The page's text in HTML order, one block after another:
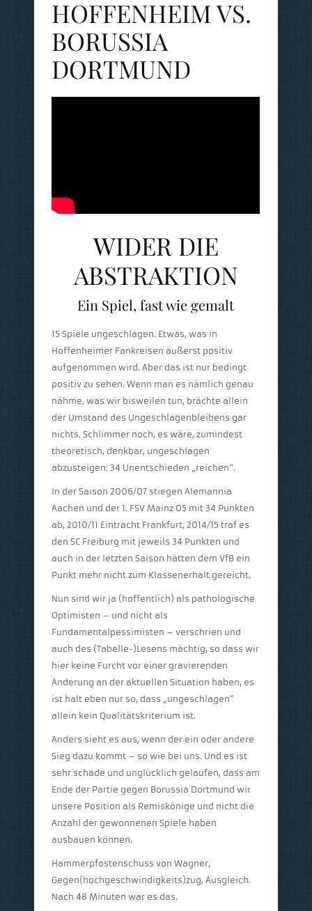
HOFFENHEIM VS.
BORUSSIA
DORTMUND
WIDER DIE
ABSTRAKTION
Ein Spiel, fast wie gemalt
15 Spiele ungeschlagen. Etwas, was in
Hoffenheimer Fankreisen äußerst positiv
aufgenommen wird. Aber das ist nur bedingt
positiv zu sehen. Wenn man es nämlich genau
nähme, was wir bisweilen tun, brächte allein
der Umstand des Ungeschlagenbleibens gar
nichts. Schlimmer noch, es wäre, zumindest
theoretisch, denkbar, ungeschlagen
abzusteigen: 34 Unentschieden „reichen“.
In der Saison 2006/07 stiegen Alemannia
Aachen und der 1. FSV Mainz 05 mit 34 Punkten
ab, 2010/11 Eintracht Frankfurt, 2014/15 traf es
den SC Freiburg mit jeweils 34 Punkten und
auch in der letzten Saison hätten dem VfB ein
Punkt mehr nicht zum Klassenerhalt gereicht.
Nun sind wir ja (hoffentlich) als pathologische
Optimisten – und nicht als
Fundamentalpessimisten – verschrien und
auch des (Tabelle-)Lesens mächtig, so dass wir
hier keine Furcht vor einer gravierenden
Änderung an der aktuellen Situation haben, es
ist halt eben nur so, dass „ungeschlagen“
allein kein Qualitätskriterium ist.
Anders sieht es aus, wenn der ein oder andere
Sieg dazu kommt – so wie bei uns. Und es ist
sehr schade und unglücklich gelaufen, dass am
Ende der Partie gegen Borussia Dortmund wir
unsere Position als Remiskönige und nicht die
Anzahl der gewonnenen Spiele haben
ausbauen können.
Hammerpfostenschuss von Wagner,
Gegen(hochgeschwindigkeits)zug, Ausgleich.
Nach 48 Minuten war es das.